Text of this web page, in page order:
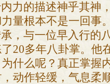
力的描述神乎其神
量根本不是一回事
，与一位早入行的
20多年八卦掌。
什么呢？真正掌握
动作轻缓，气息柔